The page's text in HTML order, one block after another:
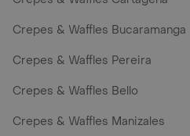
Crepes & Waffles Bucaramanga
Crepes & Waffles Pereira
Crepes & Waffles Bello
Crepes & Waffles Manizales